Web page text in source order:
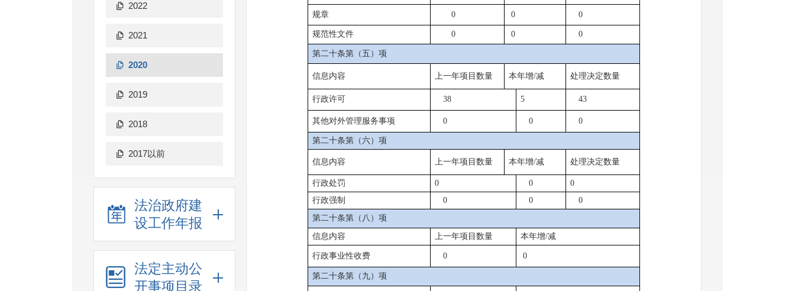
2022
2021
2020
2019
2018
2017以前
法治政府建
设工作年报
法定主动公
开事项目录
规章 0 0 0
规范性文件 0 0 0
第二十条第（五）项
信息内容 上一年项目数量 本年增/减 处理决定数量
行政许可 38 5 43
其他对外管理服务事项 0 0 0
第二十条第（六）项
信息内容 上一年项目数量 本年增/减 处理决定数量
行政处罚 0 0
0
行政强制
0 0
0
第二十条第（八）项
信息内容 上一年项目数量 本年增/减
行政事业性收费 0 0
第二十条第（九）项